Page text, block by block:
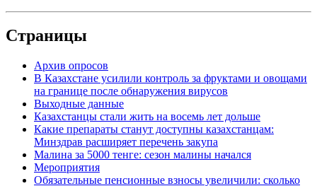
Страницы
Архив опросов
В Казахстане усилили контроль за фруктами и овощами
на границе после обнаружения вирусов
Выходные данные
Казахстанцы стали жить на восемь лет дольше
Какие препараты станут доступны казахстанцам:
Минздрав расширяет перечень закупа
Малина за 5000 тенге: сезон малины начался
Мероприятия
Обязательные пенсионные взносы увеличили: сколько